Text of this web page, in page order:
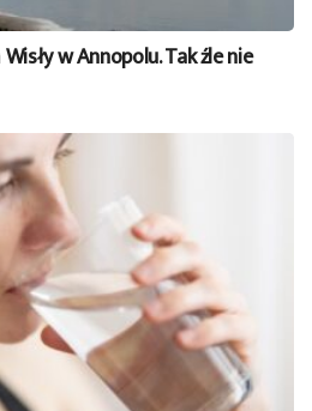
w Annopolu. Tak źle nie